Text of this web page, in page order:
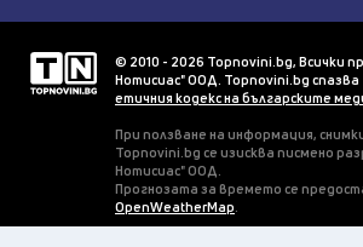
© 2010 - 2026 Topnovini.bg, Всички
Нотисиас" ООД. Topnovini.bg спазва
етичния кодекс на българските
При ползване на информация,
Topnovini.bg се изисква писмено
Нотисиас" ООД.
Прогнозата за времето се
OpenWeatherMap